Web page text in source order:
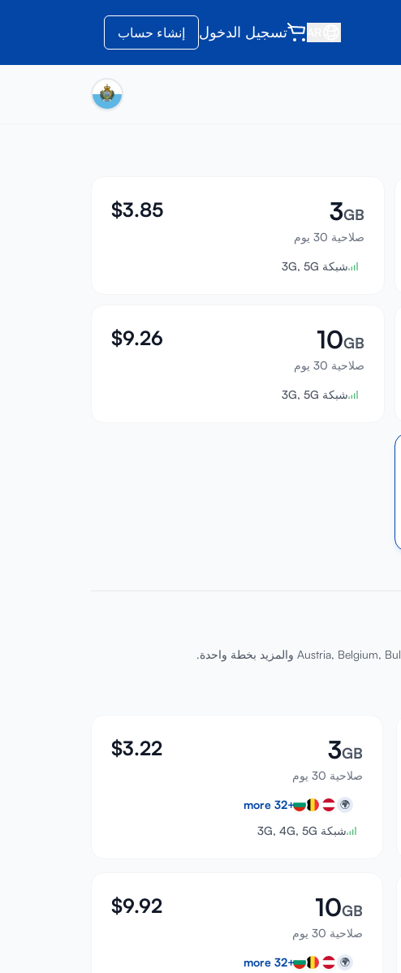
تسجيل الدخول إنشاء حساب
3GB
صلاحية 30 يوم
$3.85
شبكة 3G, 5G
10GB
صلاحية 30 يوم
$9.26
شبكة 3G, 5G
3GB
صلاحية 30 يوم
$3.22
🌍
+
32
شبكة 3G, 4G, 5G
10GB
صلاحية 30 يوم
$9.92
🌍
+
32